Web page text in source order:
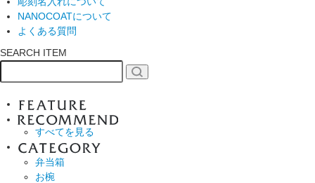
NANOCOATについて
よくある質問
SEARCH ITEM
すべてを見る
弁当箱
お椀